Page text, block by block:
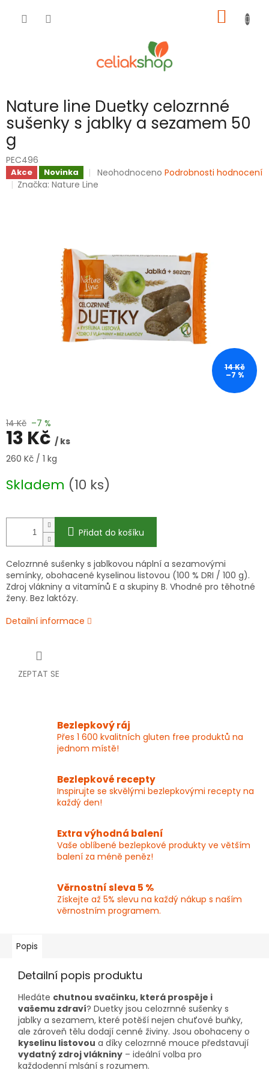
KOŠÍK
Nature line Duetky celozrnné
sušenky s jablky a sezamem 50
g
PEC496
Akce Novinka
Průměrné
hodnocení
Neohodnoceno Podrobnosti hodnocení
Značka:Nature Line
14 Kč
–7 %
14 Kč –7 %
13 Kč / ks
Měrná
260 Kč / 1 kg
Skladem (10 ks)
Přidat do košíku
Celozrnné sušenky s jablkovou náplní a sezamovými
semínky, obohacené kyselinou listovou (100 % DRI / 100 g).
Zdroj vlákniny a vitamínů E a skupiny B. Vhodné pro těhotné
ženy. Bez laktózy.
Detailní informace
ZEPTAT SE
Bezlepkový ráj
Přes 1 600 kvalitních gluten free produktů na
jednom místě!
Bezlepkové recepty
Inspirujte se skvělými bezlepkovými recepty na
každý den!
Extra výhodná balení
Vaše oblíbené bezlepkové produkty ve větším
balení za méně peněz!
Věrnostní sleva 5 %
Získejte až 5% slevu na každý nákup s naším
věrnostním programem.
Popis
Detailní popis produktu
Hledáte chutnou svačinku, která prospěje i
vašemu zdraví? Duetky jsou celozrnné sušenky s
jablky a sezamem, které potěší nejen chuťové buňky,
ale zároveň tělu dodají cenné živiny. Jsou obohaceny o
kyselinu listovou a díky celozrnné mouce představují
vydatný zdroj vlákniny – ideální volba pro
každodenní mlsání s rozumem.